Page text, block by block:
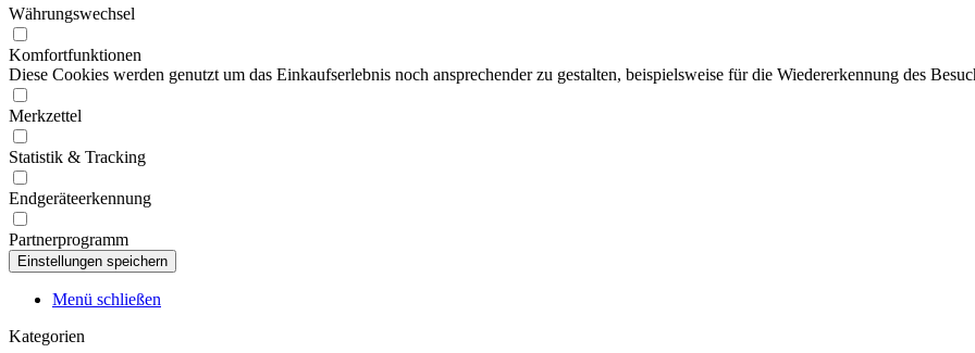
Währungswechsel
Komfortfunktionen
Diese Cookies werden genutzt um das Einkaufserlebnis noch ansprechender zu gestalten, beispielsweise für die Wiedererkennung des
Merkzettel
Statistik & Tracking
Endgeräteerkennung
Partnerprogramm
Menü schließen
Kategorien